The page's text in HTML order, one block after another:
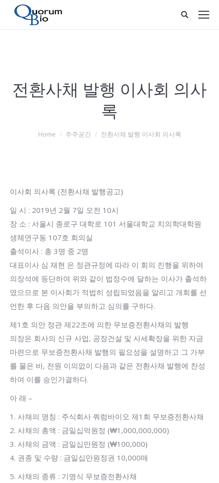
전환사채 발행 이사회 의사
록
You are here:
Home 주주공간 전환사채 발행 이사회 의사록
이사회 의사록 (전환사채 발행공고)
일 시 : 2019년 2월 7일 오전 10시
장 소 : 서울시 종로구 대학로 101 서울대학교 치의학대학원
생체연구동 107호 회의실
출석이사 : 총 3명 중 2명
대표이사 심 재현 은 정관규정에 따라 이 회의 진행을 위하여
의장석에 등단하여 위와 같이 법정수에 달하는 이사가 출석하
였으므로 본 이사회가 적법히 성립되었음을 알리고 개회를 선
언한 후 다음 의안을 부의하고 심의를 구하다.
제1호 의안 정관 제22조에 의한 무보증전환사채의 발행
의장은 회사의 신규 사업, 공장건설 및 사세확장을 위한 자금
마련으로 무보증전환사채 발행의 필요성을 설명하고 그 가부
를 물은 바, 전원 이의없이 다음과 같은 전환사채 발행에 찬성
하여 이를 승인가결하다.
아 래 –
1. 사채의 명칭 : 주식회사 쿼럼바이오 제1회 무보증전환사채
2. 사채의 총액 : 금일십억원정 (₩1,000,000,000)
3. 사채의 금액 : 금일십만원정 (₩100,000)
4. 권종 및 수량 : 금일십만원정권 10,000매
5. 사채의 종류 : 기명식 무보증전환사채